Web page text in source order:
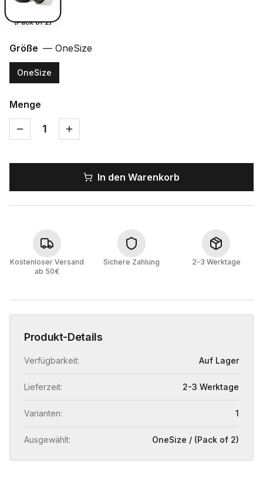
(Pack of 2)
Größe — OneSize
OneSize
Menge
1
In den Warenkorb
Kostenloser Versand
ab 50€
Sichere Zahlung 2-3 Werktage
Produkt-Details
Verfügbarkeit: Auf Lager
Lieferzeit: 2-3 Werktage
Varianten: 1
Ausgewählt: OneSize / (Pack of 2)